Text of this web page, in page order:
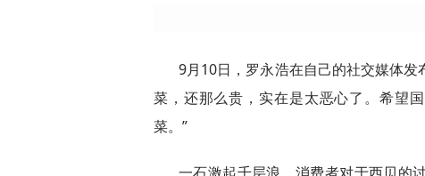
9月10日，罗永浩在自己的社交媒体
菜，还那么贵，实在是太恶心了。希望
菜。”